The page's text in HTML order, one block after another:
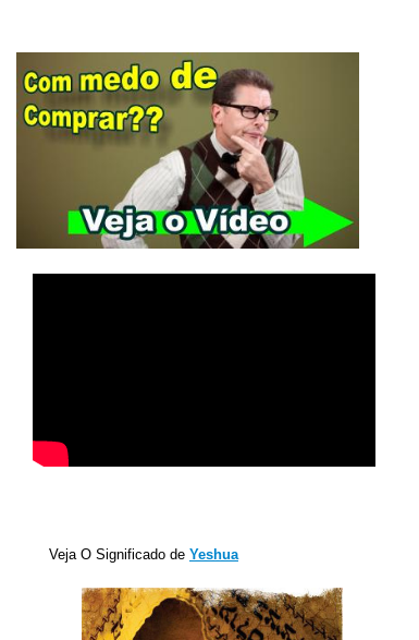
Veja O Significado de Yeshua